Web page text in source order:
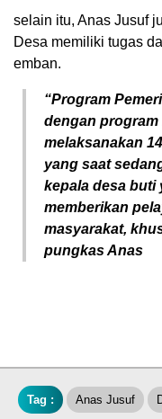
selain itu, Anas Jusuf
Desa memiliki tugas
emban.
“Program
dengan program
melaksanakan
yang saat
kepala desa buti
memberikan
masyarakat,
pungkas Anas
Tag : Anas Jusuf